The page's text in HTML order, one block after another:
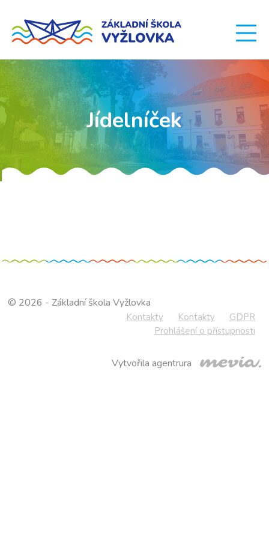
Jídelníček
© 2026 - Základní škola Vyžlovka
Kontakty Kontakty
GDPR
Prohlášení o přístupnosti
Vytvořila agentrura